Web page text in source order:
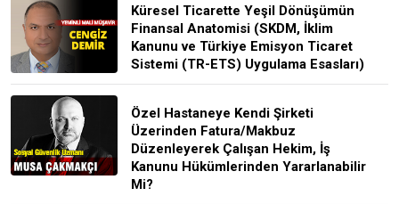
Küresel Ticarette Yeşil Dönüşümün
Finansal Anatomisi (SKDM, İklim
Kanunu ve Türkiye Emisyon Ticaret
Sistemi (TR-ETS) Uygulama Esasları)
Özel Hastaneye Kendi Şirketi
Üzerinden Fatura/Makbuz
Düzenleyerek Çalışan Hekim, İş
Kanunu Hükümlerinden Yararlanabilir
Mi?